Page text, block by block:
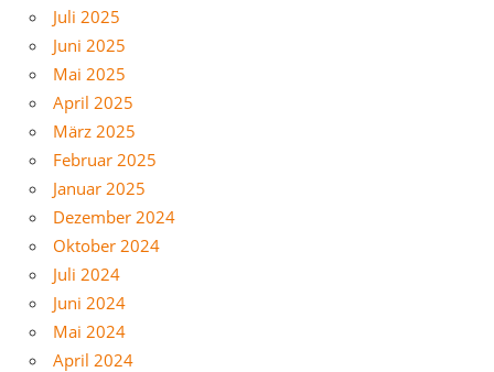
Juli 2025
Juni 2025
Mai 2025
April 2025
März 2025
Februar 2025
Januar 2025
Dezember 2024
Oktober 2024
Juli 2024
Juni 2024
Mai 2024
April 2024